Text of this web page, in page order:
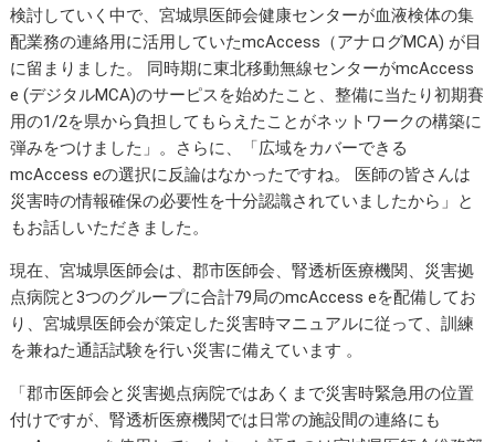
検討していく中で、宮城県医師会健康センターが血液検体の集
配業務の連絡用に活用していたmcAccess（アナログMCA) が目
に留まりました。 同時期に東北移動無線センターがmcAccess
e (デジタルMCA)のサーピスを始めたこと、整備に当たり初期賽
用の1/2を県から負担してもらえたことがネットワークの構築に
弾みをつけました」。さらに、「広域をカバーできる
mcAccess eの選択に反論はなかったですね。 医師の皆さんは
災害時の情報確保の必要性を十分認識されていましたから」と
もお話しいただきました。
現在、宮城県医師会は、郡市医師会、腎透析医療機関、災害拠
点病院と3つのグループに合計79局のmcAccess eを配備してお
り、宮城県医師会が策定した災害時マニュアルに従って、訓練
を兼ねた通話試験を行い災害に備えています 。
「郡市医師会と災害拠点病院ではあくまで災害時緊急用の位置
付けですが、腎透析医療機関では日常の施設間の連絡にも